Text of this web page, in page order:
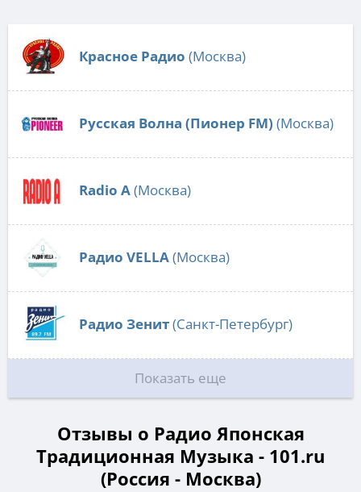
Красное Радио (Москва)
Русская Волна (Пионер FM) (Москва)
Radio А(Москва)
Радио VELLA(Москва)
Радио Зенит(Санкт-Петербург)
Показать еще
Отзывы о Радио Японская
Традиционная Музыка - 101.ru
(Россия - Москва)